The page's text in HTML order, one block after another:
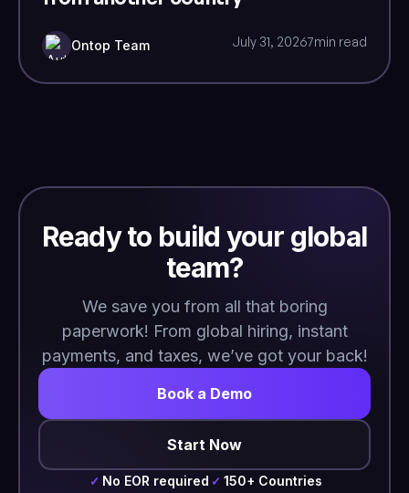
Ontop Team July 31, 20267min read
Ready to build your global
team?
We save you from all that boring
paperwork! From global hiring, instant
payments, and taxes, we’ve got your back!
Book a Demo
Start Now
✓ No EOR required ✓ 150+ Countries